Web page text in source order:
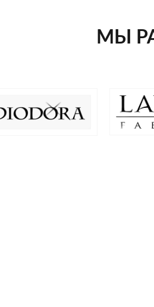
МЫ